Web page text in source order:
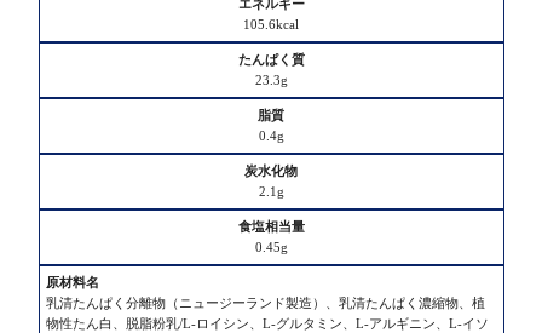
ギ
ん
く
脂
質
105.6kcal
23.3g
0.4g
2.1g
0.45g
乳清たんぱく分離物（ニュージーランド製造）、乳清たんぱく濃縮物、植
物性たん白、脱脂粉乳/L-ロイシン、L-グルタミン、L-アルギニン、L-イソ